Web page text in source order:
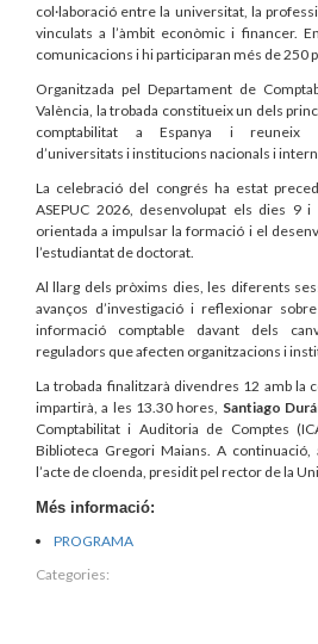
col·laboració entre la universitat, la
vinculats a l’àmbit econòmic i financer.
comunicacions i hi participaran més de 250
Organitzada pel Departament de
València, la trobada constitueix un dels
comptabilitat a Espanya i reuneix
d’universitats i institucions nacionals i
La celebració del congrés ha estat
ASEPUC 2026, desenvolupat els dies 9
orientada a impulsar la formació i el
l’estudiantat de doctorat.
Al llarg dels pròxims dies, les diferents
avanços d’investigació i reflexionar
informació comptable davant dels
reguladors que afecten organitzacions i
La trobada finalitzarà divendres 12 amb la
impartirà, a les 13.30 hores, Santiago
Comptabilitat i Auditoria de Comptes
Biblioteca Gregori Maians. A
l’acte de cloenda, presidit pel rector de la
Més informació:
PROGRAMA
Categories: